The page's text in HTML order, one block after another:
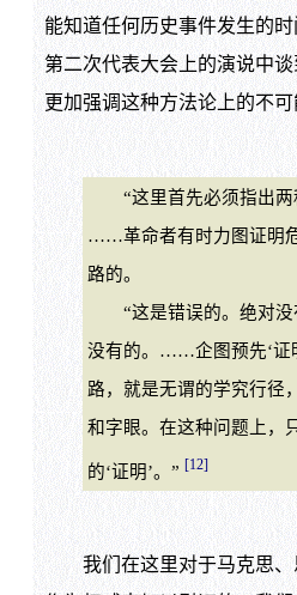
能知道任何历史事件发生的
第二次代表大会上的演说中
更加强调这种方法论上的不可
“这里首先必须指出两
……革命者有时力图证明
路的。
“这是错误的。绝对没
没有的。……企图预先‘证
路，就是无谓的学究行径
和字眼。在这种问题上，
的‘证明’。” [12]
我们在这里对于马克思、